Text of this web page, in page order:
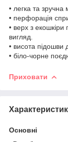
• легка та
• перфорація
• верх з екошкіри
вигляд.
• висота підошви
• біло-чорне
Приховати
Основні